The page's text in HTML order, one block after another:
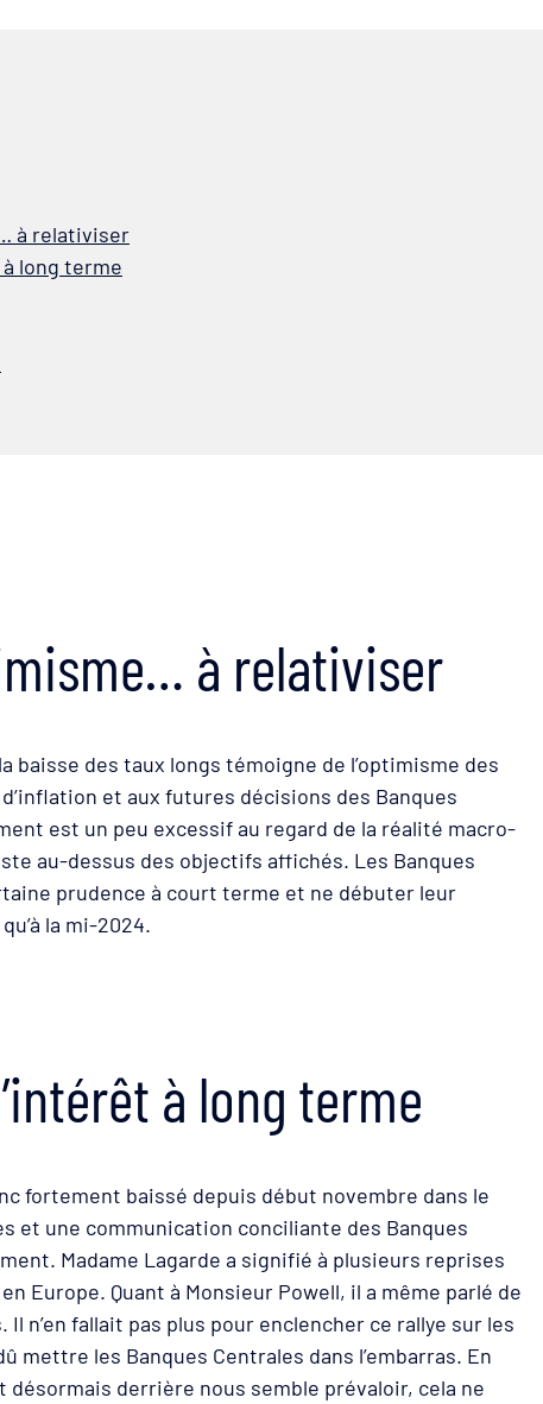
à relativiser
long terme
à relativiser
baisse des taux longs témoigne de l’optimisme des
et aux futures décisions des Banques
est un peu excessif au regard de la réalité macro-
au-dessus des objectifs affichés. Les Banques
prudence à court terme et ne débuter leur
la mi-2024.
à long terme
fortement baissé depuis début novembre dans le
et une communication conciliante des Banques
Madame Lagarde a signifié à plusieurs reprises
Europe. Quant à Monsieur Powell, il a même parlé de
n’en fallait pas plus pour enclencher ce rallye sur les
mettre les Banques Centrales dans l’embarras. En
derrière nous semble prévaloir, cela ne